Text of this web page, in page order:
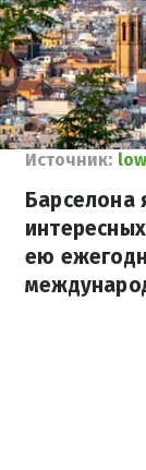
Источник:
Барселона
ею